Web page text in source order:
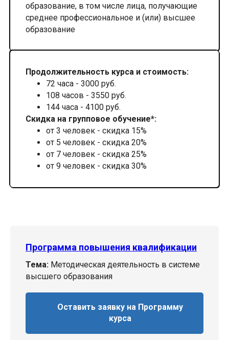
образование, в том числе лица, получающие
среднее профессиональное и (или) высшее
образование
Продолжительность курса и стоимость:
72 часа - 3000 руб.
108 часов - 3550 руб.
144 часа - 4100 руб.
Скидка на групповое обучение*:
от 3 человек - скидка 15%
от 5 человек - скидка 20%
от 7 человек - скидка 25%
от 9 человек - скидка 30%
Программа повышения квалификации
Тема: Методическая деятельность в системе
высшего образования
Оставить заявку на Программу
курса